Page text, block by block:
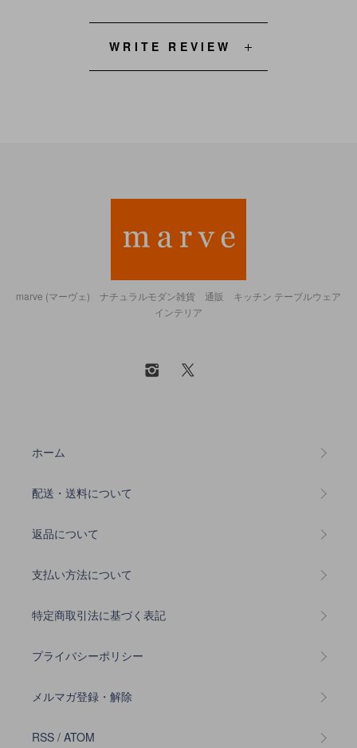
WRITE REVIEW
marve (マーヴェ) ナチュラルモダン雑貨 通販 キッチン テーブルウェア
インテリア
ホーム
配送・送料について
返品について
支払い方法について
特定商取引法に基づく表記
プライバシーポリシー
メルマガ登録・解除
RSS / ATOM